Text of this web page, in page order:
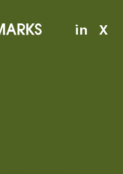
in X